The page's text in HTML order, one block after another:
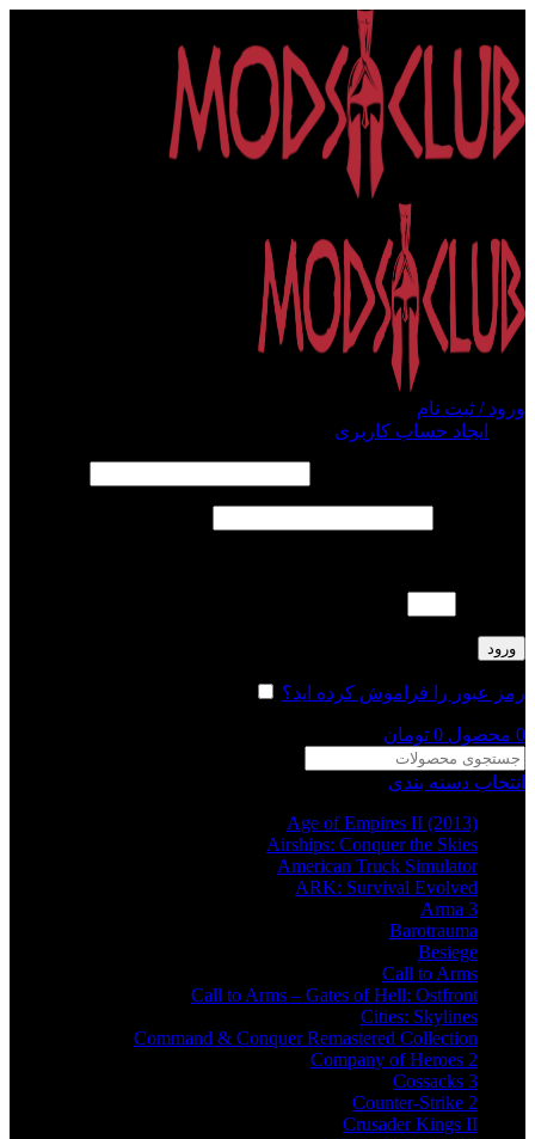
ورود / ثبت نام
ایجاد حساب کاربری
ورود
رمز عبور را فراموش کرده اید؟
0 محصول 0 تومان
انتخاب دسته بندی
Age of Empires II (2013)
Airships: Conquer the Skies
American Truck Simulator
ARK: Survival Evolved
Arma 3
Barotrauma
Besiege
Call to Arms
Call to Arms – Gates of Hell: Ostfront
Cities: Skylines
Command & Conquer Remastered Collection
Company of Heroes 2
Cossacks 3
Counter-Strike 2
Crusader Kings II